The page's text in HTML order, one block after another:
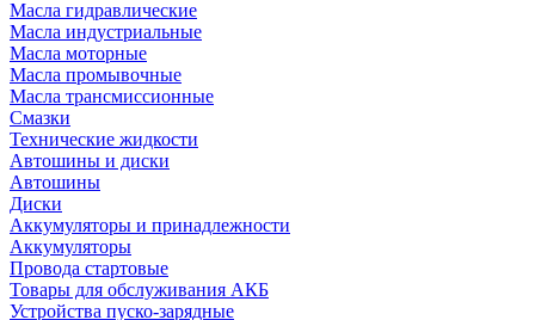
Масла гидравлические
Масла индустриальные
Масла моторные
Масла промывочные
Масла трансмиссионные
Смазки
Технические жидкости
Автошины и диски
Автошины
Диски
Аккумуляторы и принадлежности
Аккумуляторы
Провода стартовые
Товары для обслуживания АКБ
Устройства пуско-зарядные